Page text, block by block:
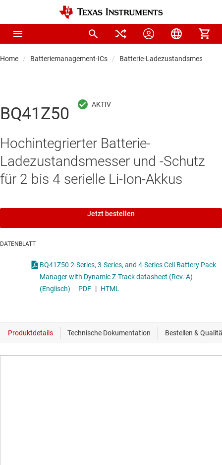
Home Batteriemanagement-ICs Batterie-Ladezustandsmesser
BQ41Z50
Hochintegrierter Batterie-
Ladezustandsmesser und -Schutz
für 2 bis 4 serielle Li-Ion-Akkus
Jetzt bestellen
DATENBLATT
BQ41Z50 2-Series, 3-Series, and 4-Series Cell Battery Pack
Manager with Dynamic Z-Track datasheet (Rev. A)
(Englisch)
PDF | HTML